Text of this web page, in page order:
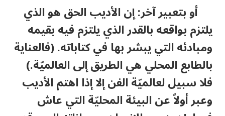
أو بتعبير آخر: إن الأديب الحق هو الذي
يلتزم بواقعه بالقدر الذي يلتزم فيه بقيمه
ومبادئه التي يبشر بها في كتاباته. (فالعناية
بالطابع المحلي هي الطريق إلى العالميّة.)
فلا سبيل لعالميّة الفن إلا إذا اهتم الأديب
وعبر أولاً عن البيئة المحليّة التي عاش